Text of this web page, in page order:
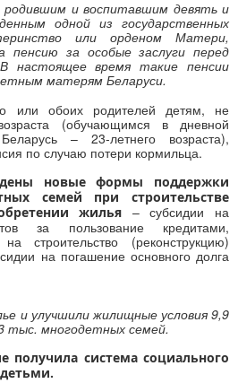
и воспитавшим девять и
одной из государственных
или орденом Матери,
пенсию за особые заслуги перед
В настоящее время такие пенсии
матерям Беларуси.
или обоих родителей детям, не
(обучающимся в дневной
– 23-летнего возраста),
по случаю потери кормильца.
новые формы поддержки
семей при строительстве
жилья – субсидии на
за пользование кредитами,
строительство (реконструкцию)
на погашение основного долга
и улучшили жилищные условия 9,9
тыс. многодетных семей.
получила система социального